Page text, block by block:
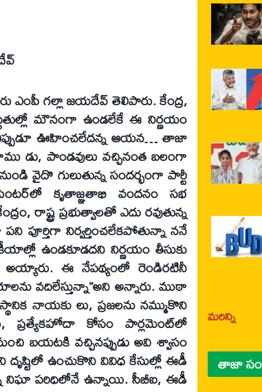
ఎంపీ గల్లా జయదేవ్‌ తెలిపారు. కేంద్ర,
మౌనంగా ఉండలేకే ఈ నిర్ణయం
ఎప్పుడూ ఊహించలేదన్న ఆయన… తాజా
డు, పాండవులు వచ్చినంత బలంగా
వైదొ గులుతున్న సందర్భంగా పార్టీ
సెంటర్‌లో కృతాజ్ఞతాభి వందనం సభ
రాష్ట్ర ప్రభుత్వాలతో ఎదు రవుతున్న
పూర్తిగా నిర్వర్తించలేకపోతున్నా ననే
ఉండకూడదని నిర్ణయం తీసుకు
అయ్యారు. ఈ నేపథ్యంలో రెండిరటినీ
వదిలేస్తున్నా’’అని అన్నారు. ముఠా
నాయకు లు, ప్రజలను నమ్ముకొని
ప్రత్యేకహోదా కోసం పార్లమెంట్‌లో
బయటకి వచ్చినప్పుడు అవి శ్వాసం
ఉంచుకొని వివిధ కేసుల్లో ఈడీ
నిఘా పరిధిలోనే ఉన్నాయి. సీబీఐ, ఈడీ
మరిన్ని
తాజా